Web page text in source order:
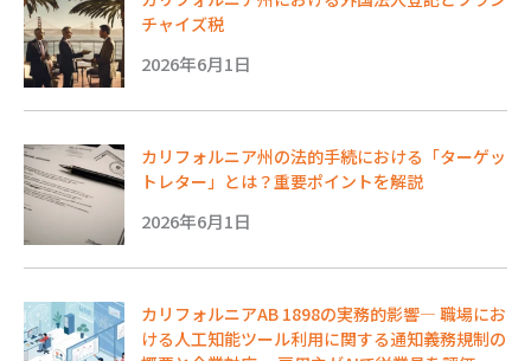
チャイズ税
2026年6月1日
カリフォルニア州の法的手続における「ターゲッ
トレター」とは？重要ポイントを解説
2026年6月1日
カリフォルニアAB 1898の実務的影響― 職場にお
ける人工知能ツール利用に関する通知義務規制の